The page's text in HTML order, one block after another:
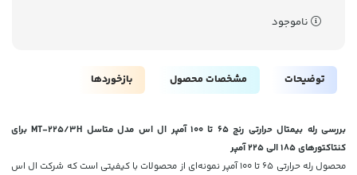
ناموجود
توضیحات مشخصات محصول بازخوردها
بررسی رله بیمتال حرارتی رنج 65 تا 100 آمپر ال اس مدل متاسل MT-225/3H برای
کنتاکتورهای 185 الی 225 آمپر
محصول رله حرارتی 65 تا 100 آمپر نمونه‌ای از محصولات با کیفیتی است که شرکت ال اس